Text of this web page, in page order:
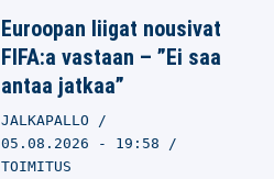
Euroopan liigat nousivat
FIFA:a vastaan – ”Ei saa
antaa jatkaa”
JALKAPALLO
05.08.2026 - 19:58
TOIMITUS